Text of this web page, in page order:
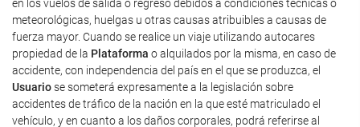
en los vuelos de salida o regreso debidos a condiciones técnicas o
meteorológicas, huelgas u otras causas atribuibles a causas de
fuerza mayor. Cuando se realice un viaje utilizando autocares
propiedad de la Plataforma o alquilados por la misma, en caso de
accidente, con independencia del país en el que se produzca, el
Usuariose someterá expresamente a la legislación sobre
accidentes de tráfico de la nación en la que esté matriculado el
vehículo, y en cuanto a los daños corporales, podrá referirse al